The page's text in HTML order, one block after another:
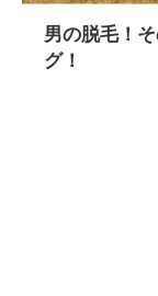
男の脱毛！
グ！